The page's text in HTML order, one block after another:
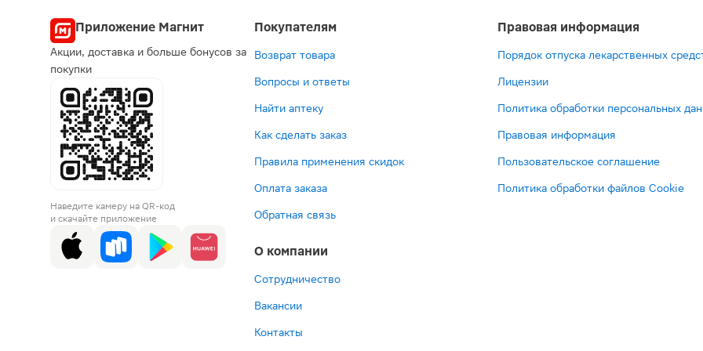
Приложение Магнит
Акции, доставка и больше бонусов за
покупки
Наведите камеру на QR-код
и скачайте приложение
Покупателям
Возврат товара
Вопросы и ответы
Найти аптеку
Как сделать заказ
Правила применения скидок
Оплата заказа
Обратная связь
О компании
Сотрудничество
Вакансии
Контакты
Правовая информация
Порядок отпуска лекарственных
Лицензии
Политика обработки персональных
Правовая информация
Пользовательское соглашение
Политика обработки файлов Cookie